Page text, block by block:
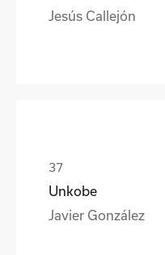
Jesús Callejón
Unkobe
Javier González